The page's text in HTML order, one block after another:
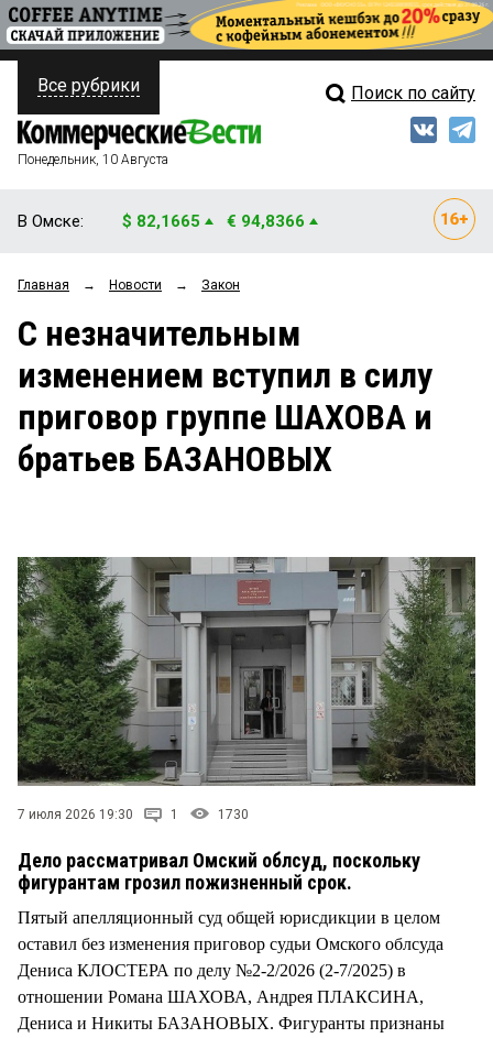
ПОЛИТИКА
ФИНАНСЫ
ОБЩЕСТВО
ЗАКОН
ПРОИСШЕСТВИЯ
Свежий выпуск
Рейтинги
Блоги
Архив
Все рубрики Поиск по сайту
Понедельник, 10 Августа
В Омске: $ 82,1665 € 94,8366
Главная → Новости → Закон
С незначительным
изменением вступил в силу
приговор группе ШАХОВА и
братьев БАЗАНОВЫХ
7 июля 2026 19:30 1 1730
Дело рассматривал Омский облсуд, поскольку
фигурантам грозил пожизненный срок.
Пятый апелляционный суд общей юрисдикции в целом
оставил без изменения приговор судьи Омского облсуда
Дениса КЛОСТЕРА по делу №2-2/2026 (2-7/2025) в
отношении Романа ШАХОВА, Андрея ПЛАКСИНА,
Дениса и Никиты БАЗАНОВЫХ. Фигуранты признаны